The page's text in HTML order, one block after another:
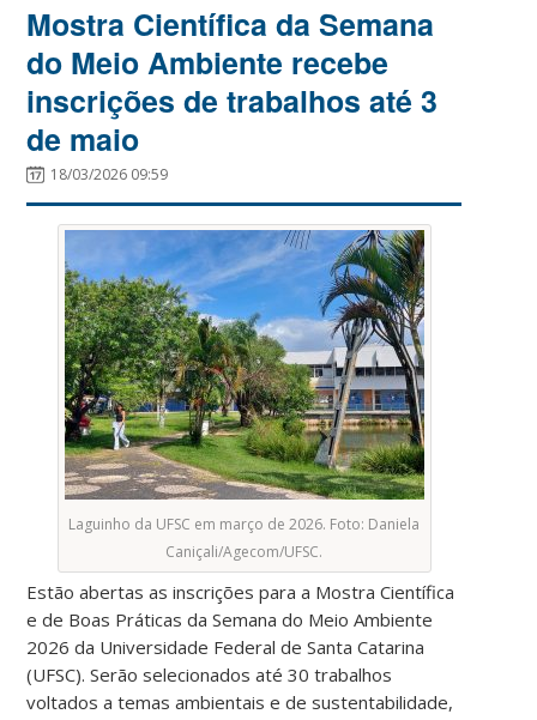
Mostra Científica da Semana
do Meio Ambiente recebe
inscrições de trabalhos até 3
de maio
18/03/2026 09:59
Laguinho da UFSC em março de 2026. Foto: Daniela
Caniçali/Agecom/UFSC.
Estão abertas as inscrições para a Mostra Científica
e de Boas Práticas da Semana do Meio Ambiente
2026 da Universidade Federal de Santa Catarina
(UFSC). Serão selecionados até 30 trabalhos
voltados a temas ambientais e de sustentabilidade,